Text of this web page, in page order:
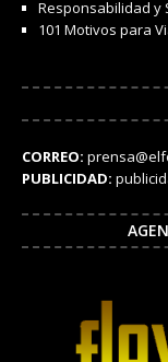
Responsabilidad y
101 Motivos para
CORREO:
PUBLICIDAD: